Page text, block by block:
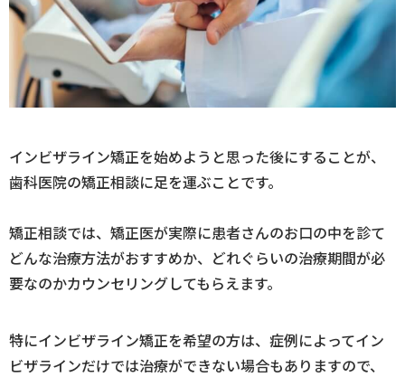
インビザライン矯正を始めようと思った後にすることが、
歯科医院の矯正相談に足を運ぶことです。
矯正相談では、矯正医が実際に患者さんのお口の中を診て
どんな治療方法がおすすめか、どれぐらいの治療期間が必
要なのかカウンセリングしてもらえます。
特にインビザライン矯正を希望の方は、症例によってイン
ビザラインだけでは治療ができない場合もありますので、